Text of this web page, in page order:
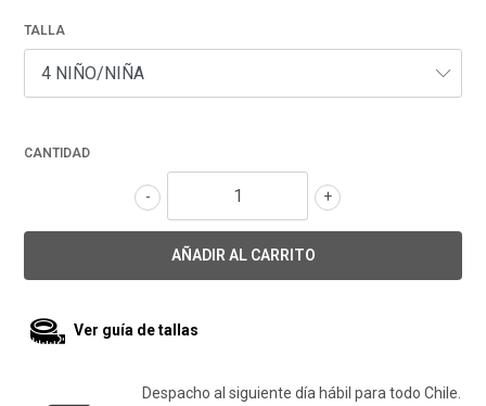
TALLA
CANTIDAD
+
-
Ver guía de tallas
Despacho al siguiente día hábil para todo Chile.